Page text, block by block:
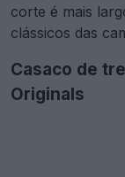
corte é mais
clássicos das
Casaco de
Originals